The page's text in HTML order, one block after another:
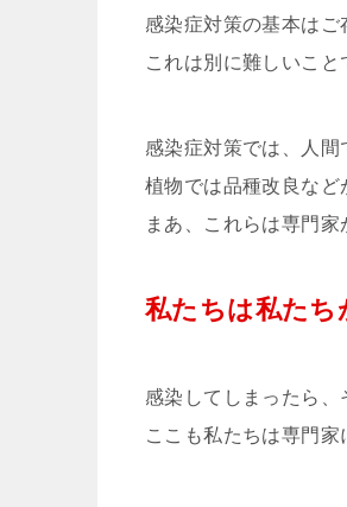
感染症対策の基本はご
これは別に難しいこと
感染症対策では、人間
植物では品種改良など
まあ、これらは専門
私たちは私たち
感染してしまったら、
ここも私たちは専門家